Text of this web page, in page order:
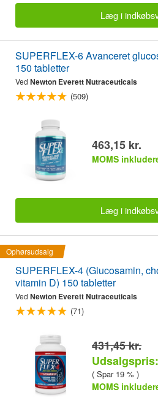
Læg i
SUPERFLEX-6 Avanceret
150 tabletter
Ved Newton Everett Nutraceuticals
(509)
463,15 kr.
MOMS
Læg i
Ophørsudsalg
SUPERFLEX-4 (Glucosamin,
vitamin D) 150 tabletter
Ved Newton Everett Nutraceuticals
(71)
431,45 kr.
( Spar 19 % )
MOMS